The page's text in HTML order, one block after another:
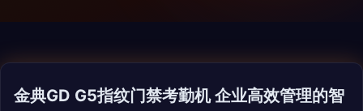
金典GD G5指纹门禁考勤机 企业高效管理的智